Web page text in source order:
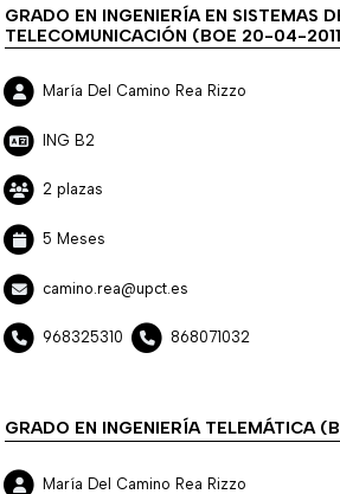
GRADO EN INGENIERÍA EN SISTEMAS
TELECOMUNICACIÓN (BOE 20-04-
María Del Camino Rea Rizzo
ING B2
2 plazas
5 Meses
camino.rea@upct.es
968325310 868071032
GRADO EN INGENIERÍA TELEMÁTICA
María Del Camino Rea Rizzo